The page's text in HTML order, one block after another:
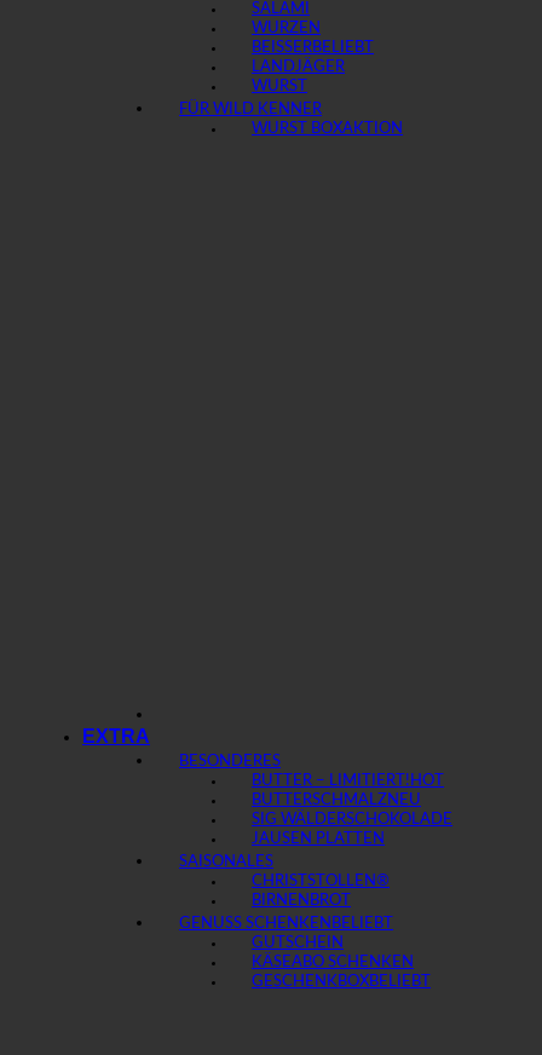
SALAMI
WURZEN
BEISSER
LANDJÄGER
WURST
FÜR WILD KENNER
WURST BOX
EXTRA
BESONDERES
BUTTER – LIMITIERT!
BUTTERSCHMALZ
SIG WÄLDERSCHOKOLADE
JAUSEN PLATTEN
SAISONALES
CHRISTSTOLLEN®
BIRNENBROT
GENUSS SCHENKEN
GUTSCHEIN
KÄSEABO SCHENKEN
GESCHENKBOX